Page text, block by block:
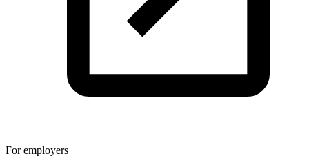
For employers